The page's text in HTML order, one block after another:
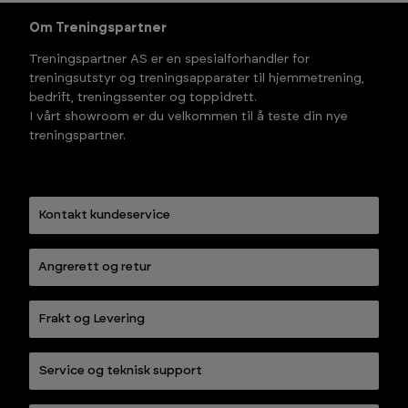
Om Treningspartner
Treningspartner AS er en spesialforhandler for
treningsutstyr og treningsapparater til hjemmetrening,
bedrift, treningssenter og toppidrett.
I vårt showroom er du velkommen til å teste din nye
treningspartner.
Kontakt kundeservice
Angrerett og retur
Frakt og Levering
Service og teknisk support